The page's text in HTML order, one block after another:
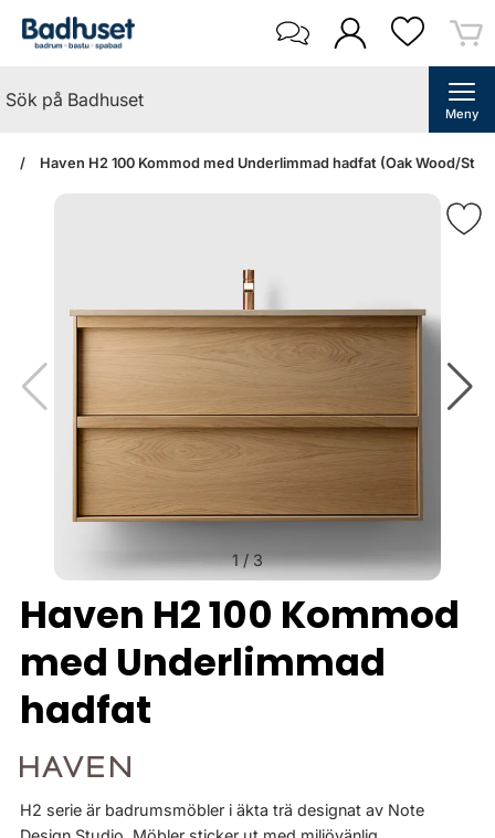
Meny
Haven H2 100 Kommod med Underlimmad hadfat (Oak Wood/
1/3
Haven H2 100 Kommod
med Underlimmad
hadfat
H2 serie är badrumsmöbler i äkta trä designat av Note